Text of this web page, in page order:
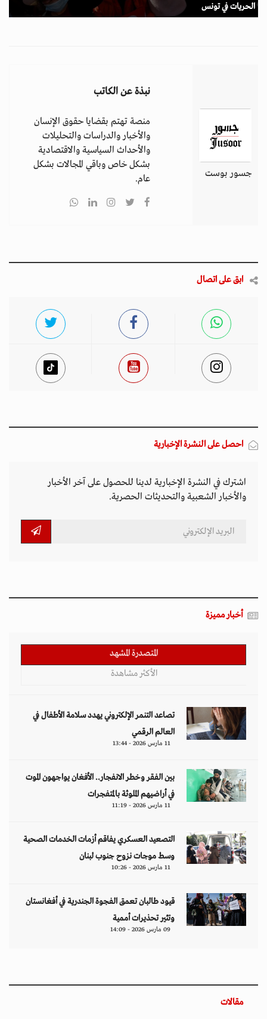
الحريات في تونس
جسور بوست
نبذة عن الكاتب
منصة تهتم بقضايا حقوق الإنسان
والأخبار والدراسات والتحليلات
والأحداث السياسية والاقتصادية
بشكل خاص وباقي المجالات بشكل
عام.
ابق على اتصال
احصل على النشرة الإخبارية
اشترك في النشرة الإخبارية لدينا للحصول على آخر الأخبار
والأخبار الشعبية والتحديثات الحصرية.
أخبار مميزة
المتصدرة المشهد
الأكثر مشاهدة
تصاعد التنمر الإلكتروني يهدد سلامة الأطفال في
العالم الرقمي
11 مارس 2026 - 13:44
بين الفقر وخطر الانفجار.. الأفغان يواجهون الموت
في أراضيهم الملوثة بالمتفجرات
11 مارس 2026 - 11:19
التصعيد العسكري يفاقم أزمات الخدمات الصحية
وسط موجات نزوح جنوب لبنان
11 مارس 2026 - 10:26
قيود طالبان تعمق الفجوة الجندرية في أفغانستان
وتثير تحذيرات أممية
09 مارس 2026 - 14:09
مقالات